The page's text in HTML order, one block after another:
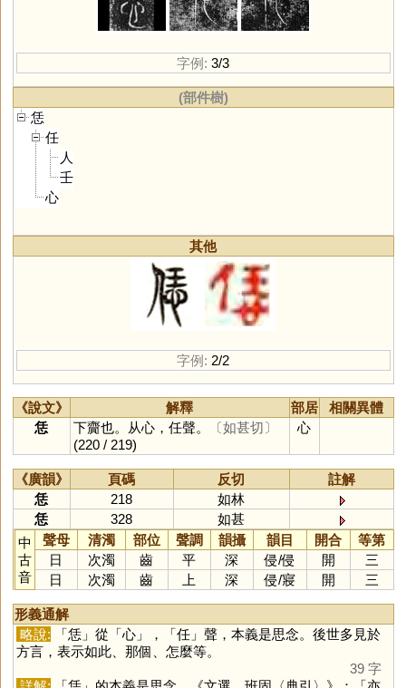
字例: 3/3
(部件樹)
恁
任
人
壬
心
其他
字例: 2/2
《說文》 解釋 部居
相關異體
恁
下齎也。从心，任聲。
〔如甚切〕
(220 / 219)
心
《廣韻》 頁碼 反切
註解
恁
218
如林
恁
328
如甚
中
古
音
聲母 清濁 部位 聲調 韻攝 韻目 開合
等第
日
次濁 齒 平 深 侵/侵 開
三
日
次濁 齒 上 深 侵/寢 開 三
形義通解
略說: 「恁」從「心」，「任」聲，本義是思念。後世多見於
方言，表示如此、那個、怎麼等。
39 字